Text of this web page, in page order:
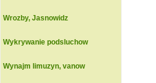
Wrozby, Jasnowidz
Wykrywanie podsluchow
Wynajm limuzyn, vanow